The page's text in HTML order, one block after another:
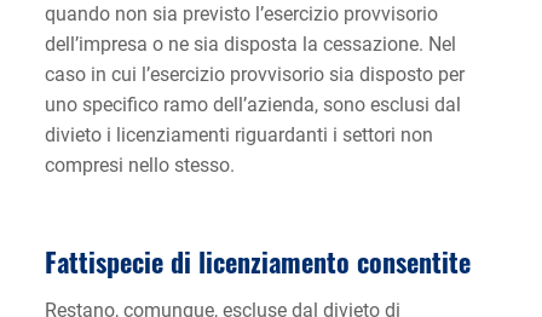
quando non sia previsto l’esercizio provvisorio
dell’impresa o ne sia disposta la cessazione. Nel
caso in cui l’esercizio provvisorio sia disposto per
uno specifico ramo dell’azienda, sono esclusi dal
divieto i licenziamenti riguardanti i settori non
compresi nello stesso.
Fattispecie di licenziamento consentite
Restano, comunque, escluse dal divieto di